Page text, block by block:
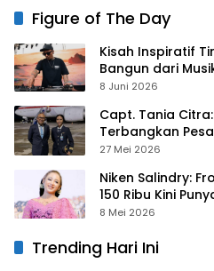
Figure of The Day
Kisah Inspiratif
Bangun dari
hingga Gurita
8 Juni 2026
Capt. Tania
Terbangkan
Prancis
27 Mei 2026
Niken Salindry:
150 Ribu Kini
8 Mei 2026
Trending Hari Ini